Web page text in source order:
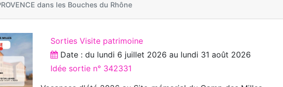
dans les Bouches du Rhône
Sorties Visite patrimoine
Date : du lundi 6 juillet 2026 au lundi 31 août 2026
Idée sortie n° 342331